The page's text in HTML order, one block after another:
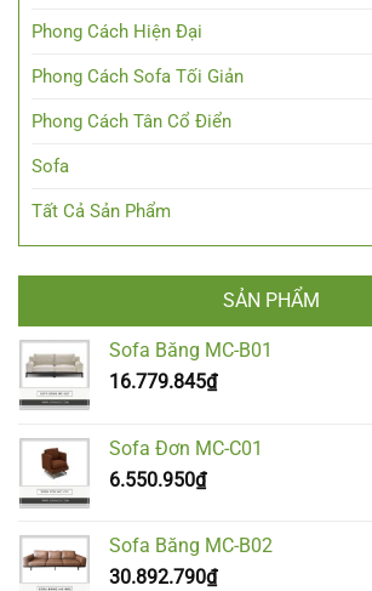
Phong Cách Hiện Đại
Phong Cách Sofa Tối Giản
Phong Cách Tân Cổ Điển
Sofa
Tất Cả Sản Phẩm
SẢN PHẨM
Sofa Băng MC-B01
16.779.845₫
Sofa Đơn MC-C01
6.550.950₫
Sofa Băng MC-B02
30.892.790₫